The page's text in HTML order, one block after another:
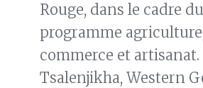
Rouge, dans le cadre du
programme
commerce et artisanat.
Tsalenjikha, Western